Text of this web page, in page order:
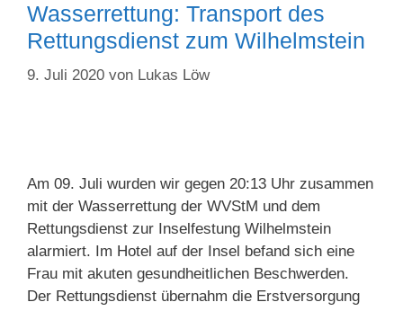
Wasserrettung: Transport des
Rettungsdienst zum Wilhelmstein
9. Juli 2020 von Lukas Löw
Am 09. Juli wurden wir gegen 20:13 Uhr zusammen
mit der Wasserrettung der WVStM und dem
Rettungsdienst zur Inselfestung Wilhelmstein
alarmiert. Im Hotel auf der Insel befand sich eine
Frau mit akuten gesundheitlichen Beschwerden.
Der Rettungsdienst übernahm die Erstversorgung